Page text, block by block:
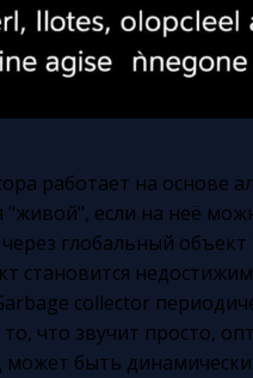
работает на основе
"живой", если на неё
глобальный объект
становится
collector
что звучит просто,
может быть